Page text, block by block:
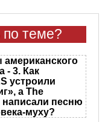
теме?
- 3. Как
устроили
а The
написали песню
муху?